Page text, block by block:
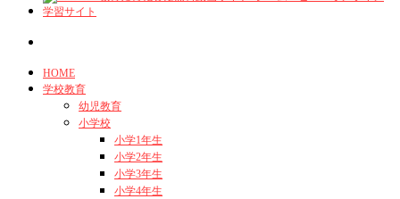
HOME
学校教育
幼児教育
小学校
小学1年生
小学2年生
小学3年生
小学4年生